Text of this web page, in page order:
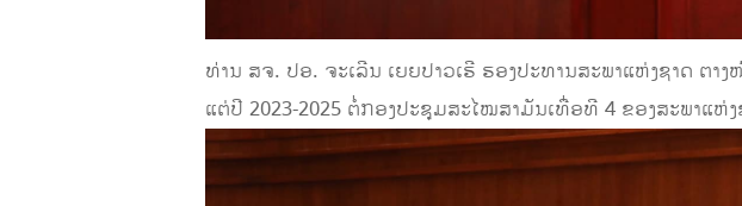
ທ່ານ ສຈ. ປອ. ຈະເລີນ ເຍຍປາວເຮີ ຮອງປະທານສະພາແຫ່ງຊາດ ຕາ
ແຕ່ປີ 2023-2025 ຕໍ່ກອງປະຊຸມສະໄໝສາມັນເທື່ອທີ 4 ຂອງສະພາແຫ່